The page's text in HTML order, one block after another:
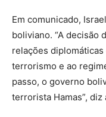
Em comunicado,
boliviano. “A decisão
relações
terrorismo e ao
passo, o governo
terrorista Hamas”, diz